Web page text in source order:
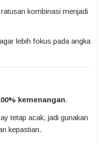
kombinasi menjadi
lebih fokus pada angka
kemenangan.
tetap acak, jadi gunakan
kepastian.